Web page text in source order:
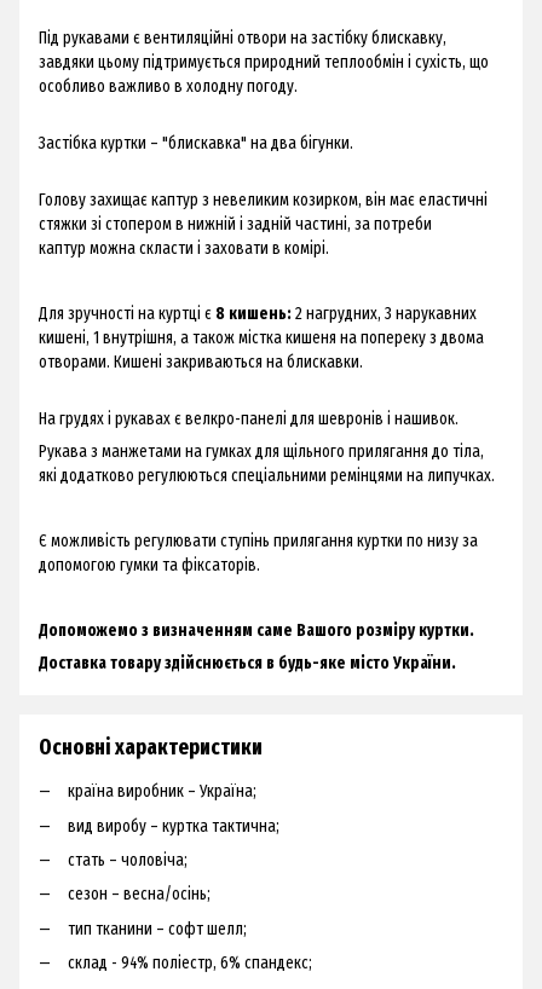
Під рукавами є вентиляційні отвори на застібку блискавку,
завдяки цьому підтримується природний теплообмін і сухість, що
особливо важливо в холодну погоду.
Застібка куртки – "блискавка" на два бігунки.
Голову захищає каптур з невеликим козирком, він має еластичні
стяжки зі стопером в нижній і задній частині, за потреби
каптур можна скласти і заховати в комірі.
Для зручності на куртці є 8 кишень:2 нагрудних, 3 нарукавних
кишені, 1 внутрішня, а також містка кишеня на попереку з двома
отворами. Кишені закриваються на блискавки.
На грудях і рукавах є велкро-панелі для шевронів і нашивок.
Рукава з манжетами на гумках для щільного прилягання до тіла,
які додатково регулюються спеціальними ремінцями на липучках.
Є можливість регулювати ступінь прилягання куртки по низу за
допомогою гумки та фіксаторів.
Допоможемо з визначенням саме Вашого розміру куртки.
Доставка товару здійснюється в будь-яке місто України.
Основні характеристики
країна виробник – Україна;
вид виробу – куртка тактична;
стать – чоловіча;
сезон – весна/осінь;
тип тканини – софт шелл;
склад - 94% поліестр, 6% спандекс;